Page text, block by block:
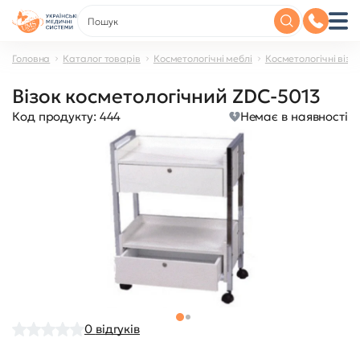
Головна Каталог товарів Косметологічні меблі Косметологічні
Візок косметологічний ZDC-5013
Код продукту: 444 Немає в наявності
0 відгуків